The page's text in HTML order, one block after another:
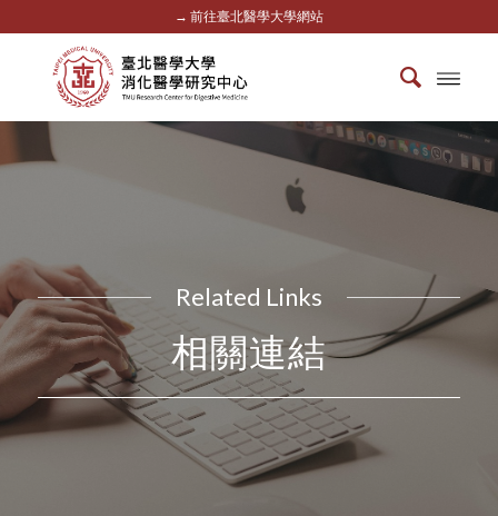
→ 前往臺北醫學大學網站
Related Links
相關連結